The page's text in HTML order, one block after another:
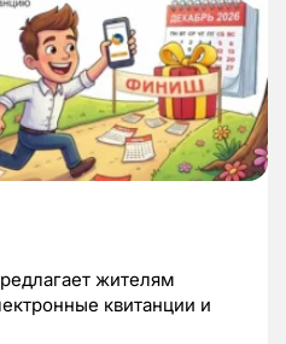
жителям
квитанции и